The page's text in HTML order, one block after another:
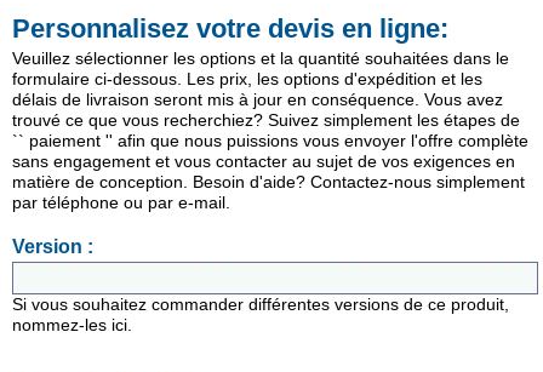
Personnalisez votre devis en ligne:
Veuillez sélectionner les options et la quantité souhaitées dans le
formulaire ci-dessous. Les prix, les options d'expédition et les
délais de livraison seront mis à jour en conséquence. Vous avez
trouvé ce que vous recherchiez? Suivez simplement les étapes de
`` paiement '' afin que nous puissions vous envoyer l'offre complète
sans engagement et vous contacter au sujet de vos exigences en
matière de conception. Besoin d'aide? Contactez-nous simplement
par téléphone ou par e-mail.
Version :
Si vous souhaitez commander différentes versions de ce produit,
nommez-les ici.